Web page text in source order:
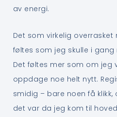
av energi.
Det som virkelig
føltes som jeg skulle i
Det føltes mer som om jeg
oppdage noe helt nytt.
smidig – bare noen få klikk,
det var da jeg kom til